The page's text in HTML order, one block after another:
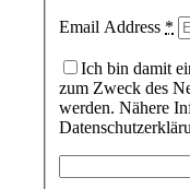
Email Address *
Ich bin damit
zum Zweck des
werden. Nähere